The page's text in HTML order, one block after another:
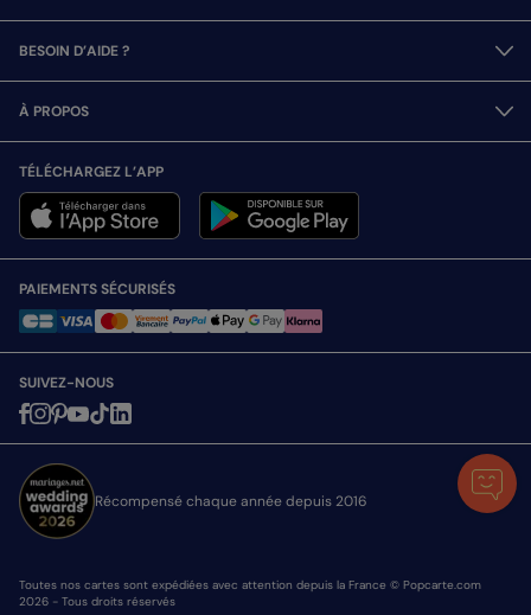
BESOIN D’AIDE ?
À PROPOS
TÉLÉCHARGEZ L’APP
PAIEMENTS SÉCURISÉS
SUIVEZ-NOUS
Récompensé chaque année depuis 2016
Toutes nos cartes sont expédiées avec attention depuis la France © Popcarte.com
2026 - Tous droits réservés